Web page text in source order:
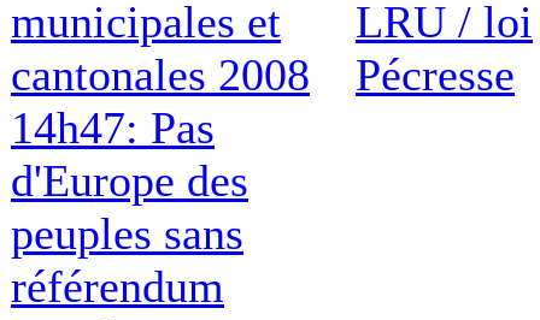
municipales et
cantonales 2008
14h47: Pas
d'Europe des
peuples sans
référendum
LRU / loi
Pécresse